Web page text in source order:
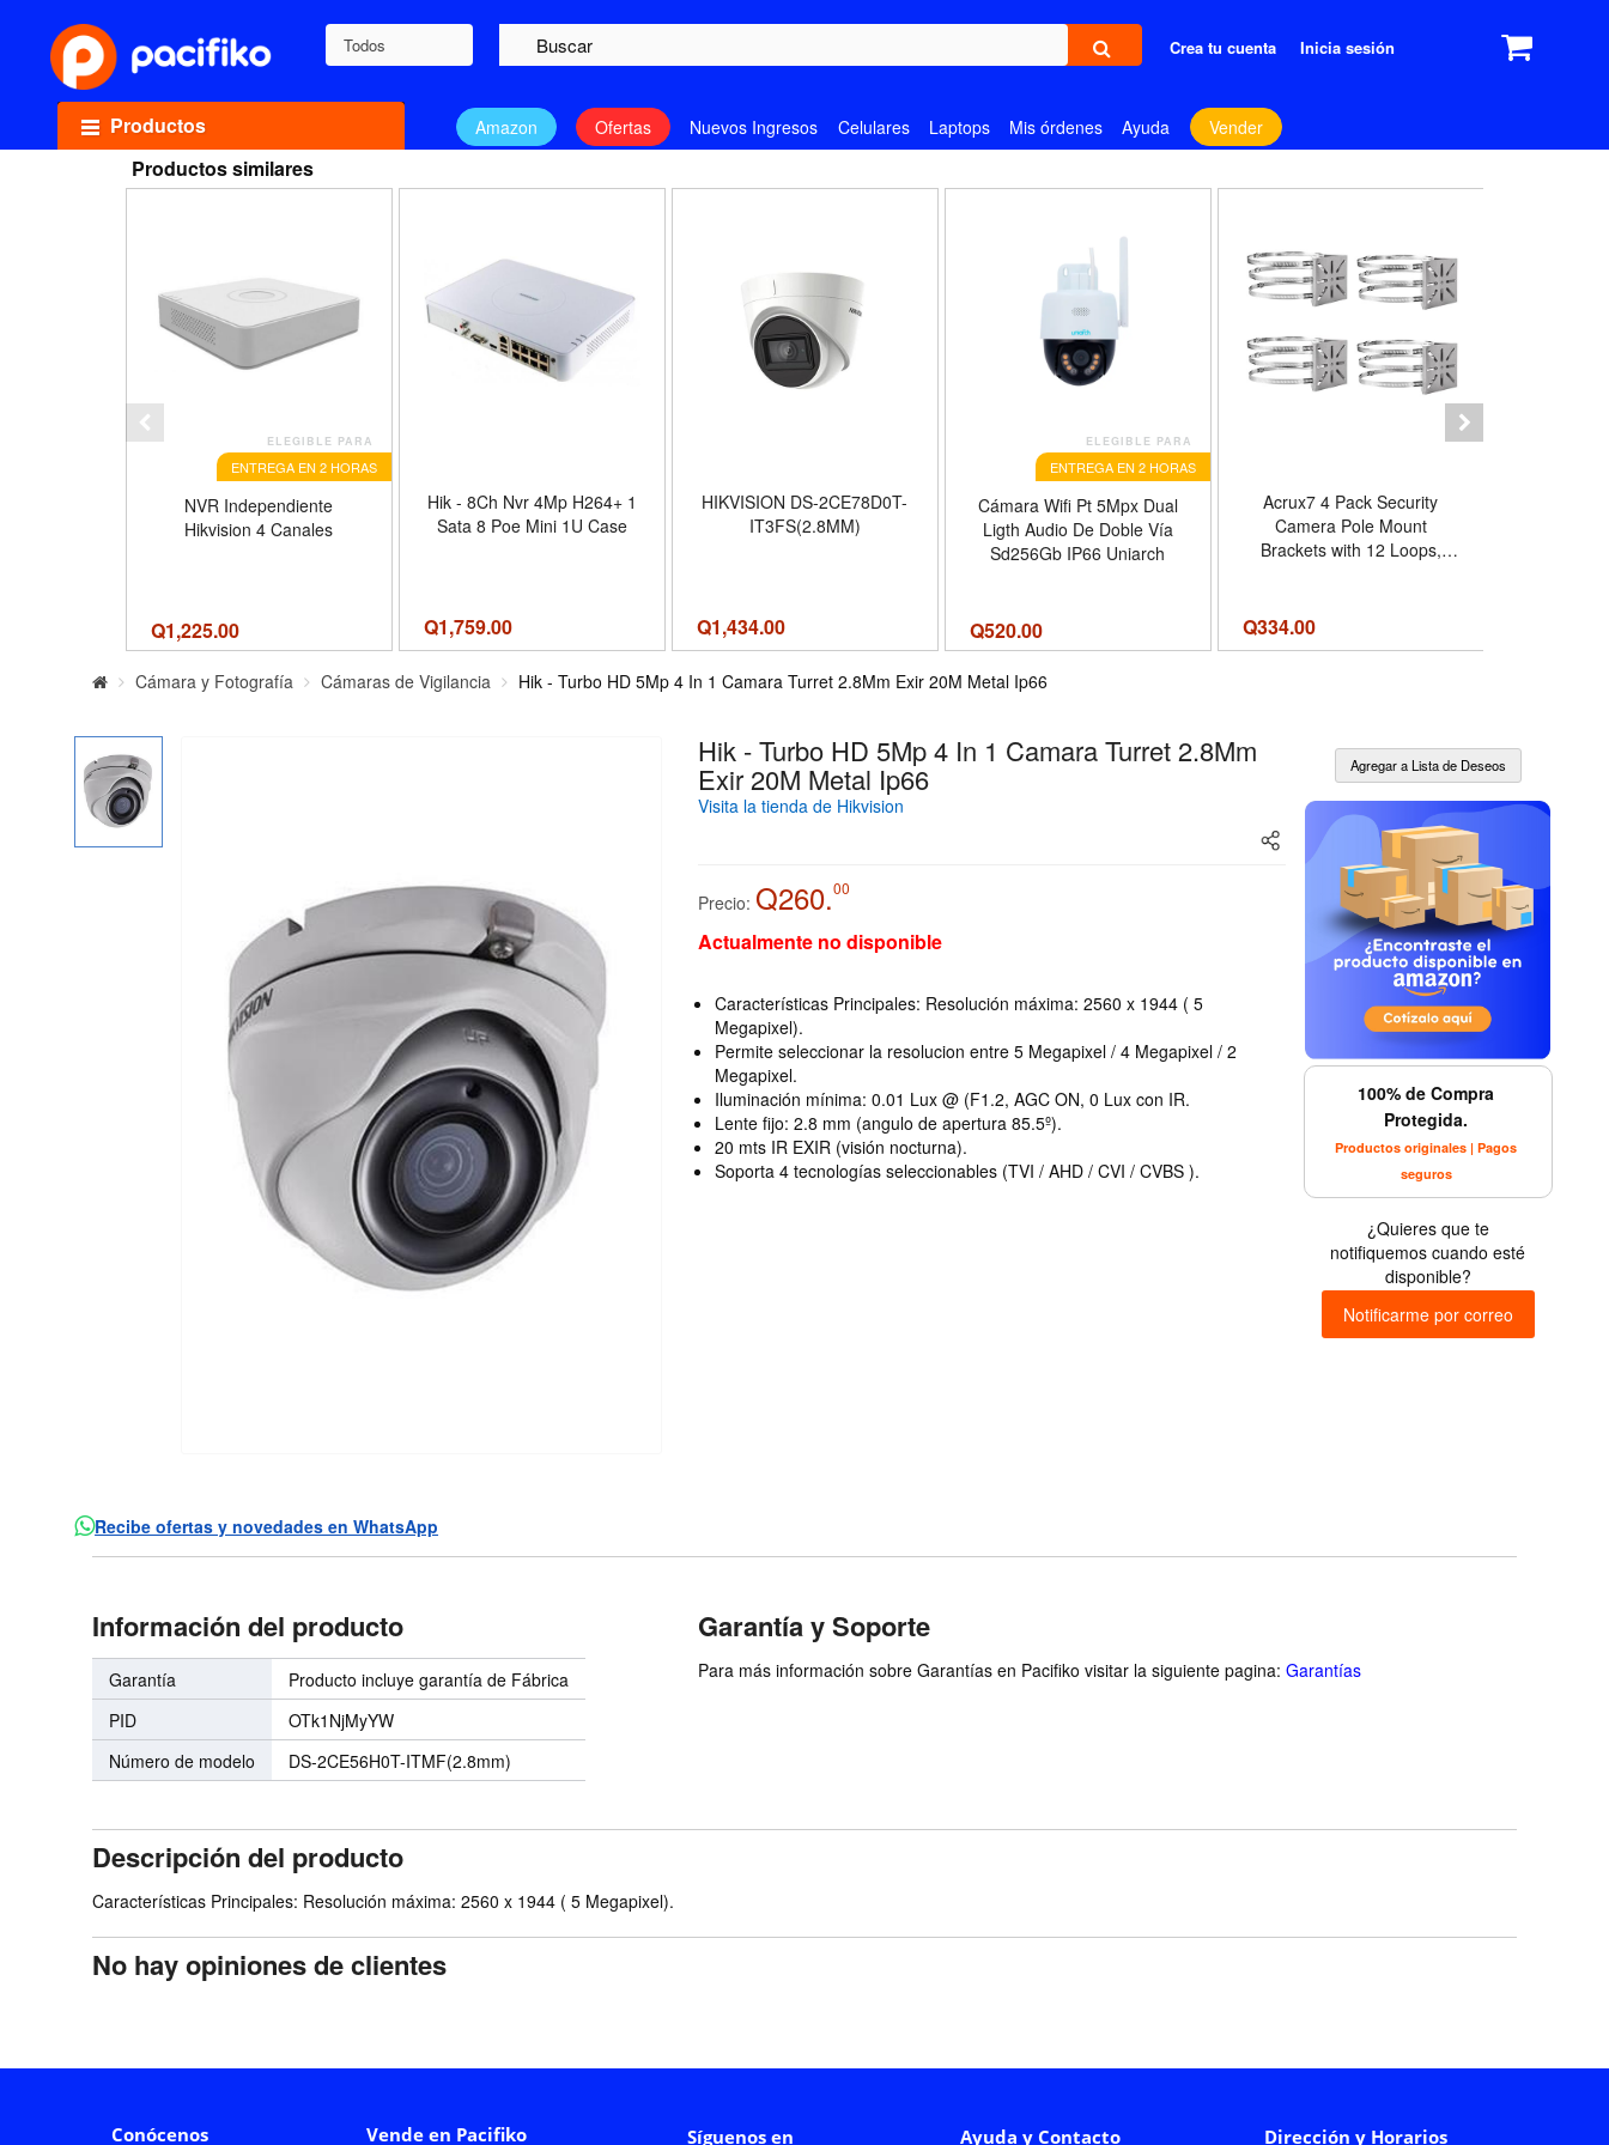
Todos Crea tu cuenta Inicia sesión
Productos Amazon Ofertas Nuevos Ingresos Celulares Laptops Mis órdenes Ayuda Vender
Productos similares
ELEGIBLE PARA
ENTREGA EN 2 HORAS
NVR Independiente
Hikvision 4 Canales
Q1,225.00
Hik - 8Ch Nvr 4Mp H264+ 1
Sata 8 Poe Mini 1U Case
Q1,759.00
HIKVISION DS-2CE78D0T-
IT3FS(2.8MM)
Q1,434.00
ELEGIBLE PARA
ENTREGA EN 2 HORAS
Cámara Wifi Pt 5Mpx Dual
Ligth Audio De Doble Vía
Sd256Gb IP66 Uniarch
Q520.00
Acrux7 4 Pack Security
Camera Pole Mount
Brackets with 12 Loops,
Mount Adapter for Pole Post
Indoor Outdoor Security
Q334.00
Cámara y Fotografía Cámaras de Vigilancia Hik - Turbo HD 5Mp 4 In 1 Camara Turret 2.8Mm Exir 20M Metal Ip66
Hik - Turbo HD 5Mp 4 In 1 Camara Turret 2.8Mm
Exir 20M Metal Ip66
Visita la tienda de Hikvision
Precio: Q260.00
Actualmente no disponible
Características Principales: Resolución máxima: 2560 x 1944 ( 5
Megapixel).
Permite seleccionar la resolucion entre 5 Megapixel / 4 Megapixel / 2
Megapixel.
Iluminación mínima: 0.01 Lux @ (F1.2, AGC ON, 0 Lux con IR.
Lente fijo: 2.8 mm (angulo de apertura 85.5º).
20 mts IR EXIR (visión nocturna).
Soporta 4 tecnologías seleccionables (TVI / AHD / CVI / CVBS ).
100% de Compra
Protegida.
Productos originales | Pagos
seguros
¿Quieres que te
notifiquemos cuando esté
disponible?
Notificarme por correo
Recibe ofertas y novedades en WhatsApp
Información del producto
Garantía
Producto incluye garantía de Fábrica
PID
OTk1NjMyYW
Número de modelo
DS-2CE56H0T-ITMF(2.8mm)
Garantía y Soporte
Para más información sobre Garantías en Pacifiko visitar la siguiente pagina: Garantías
Descripción del producto
Características Principales: Resolución máxima: 2560 x 1944 ( 5 Megapixel).
No hay opiniones de clientes
Conócenos Vende en Pacifiko Síguenos en Ayuda y Contacto Dirección y Horarios